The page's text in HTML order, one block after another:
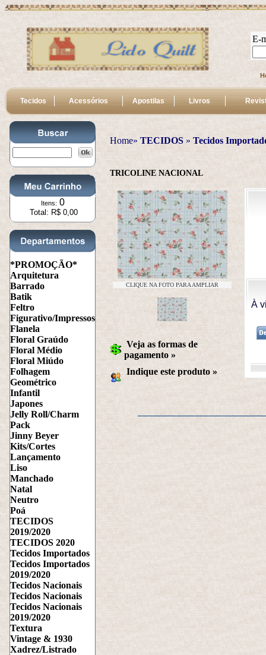
E-
Tecidos Acessórios Apostilas Livros
Itens: 0
Total: R$ 0,00
*PROMOÇÃO*
Arquitetura
Barrado
Batik
Feltro
Figurativo/Impressos
Flanela
Floral Graúdo
Floral Médio
Floral Miúdo
Folhagem
Geométrico
Infantil
Japones
Jelly Roll/Charm
Pack
Jinny Beyer
Kits/Cortes
Lançamento
Liso
Manchado
Natal
Neutro
Poá
TECIDOS
2019/2020
TECIDOS 2020
Tecidos Importados
Tecidos Importados
2019/2020
Tecidos Nacionais
Tecidos Nacionais
Tecidos Nacionais
2019/2020
Textura
Vintage & 1930
Xadrez/Listrado
Home»TECIDOS » Tecidos
TRICOLINE NACIONAL
CLIQUE NA FOTO PARA AMPLIAR
À
Veja as formas de
pagamento »
Indique este produto »